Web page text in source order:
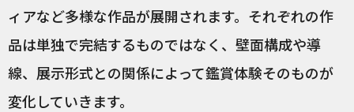
ィアなど多様な作品が展開されます。それぞれの作
品は単独で完結するものではなく、壁面構成や導
線、展示形式との関係によって鑑賞体験そのものが
変化していきます。